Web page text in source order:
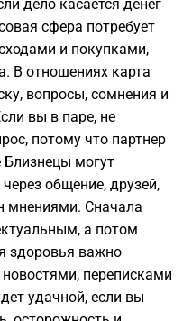
дело касается денег
сфера потребует
и покупками,
В отношениях карта
вопросы, сомнения и
вы в паре, не
потому что партнер
могут
общение, друзей,
мнениями. Сначала
а потом
здоровья важно
переписками
удачной, если вы